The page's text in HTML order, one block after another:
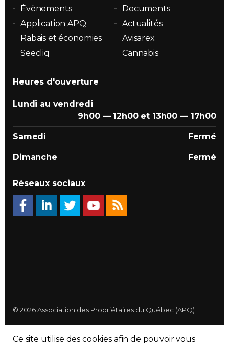
Évènements
Documents
Application APQ
Actualités
Rabais et économies
Avisarex
Seecliq
Cannabis
Heures d'ouverture
Lundi au vendredi
9h00 — 12h00 et 13h00 — 17h00
Samedi Fermé
Dimanche Fermé
Réseaux sociaux
© 2026 Association des Propriétaires du Québec (APQ)
Ce site utilise des cookies afin de pouvoir vous